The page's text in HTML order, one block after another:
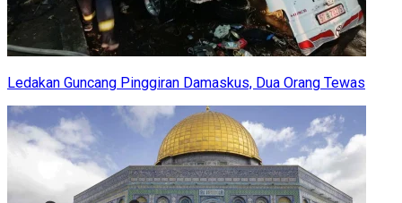
Ledakan Guncang Pinggiran Damaskus, Dua Orang Tewas